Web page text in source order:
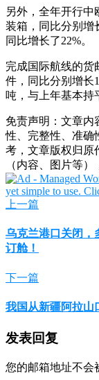
另外，全年开行中
装箱，同比分别增
同比增长了22%。
完成国际航线的货
件，同比分别增长
吨，与上年基本持
免责声明：文章内
性、完整性、准确
考，文章版权归原
（内容、图片等
上一篇
乌克兰港口关闭，
订舱！
下一篇
我国从新疆阿拉山
发表回复
您的邮箱地址不会